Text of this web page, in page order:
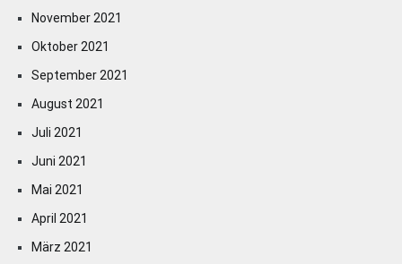
November 2021
Oktober 2021
September 2021
August 2021
Juli 2021
Juni 2021
Mai 2021
April 2021
März 2021